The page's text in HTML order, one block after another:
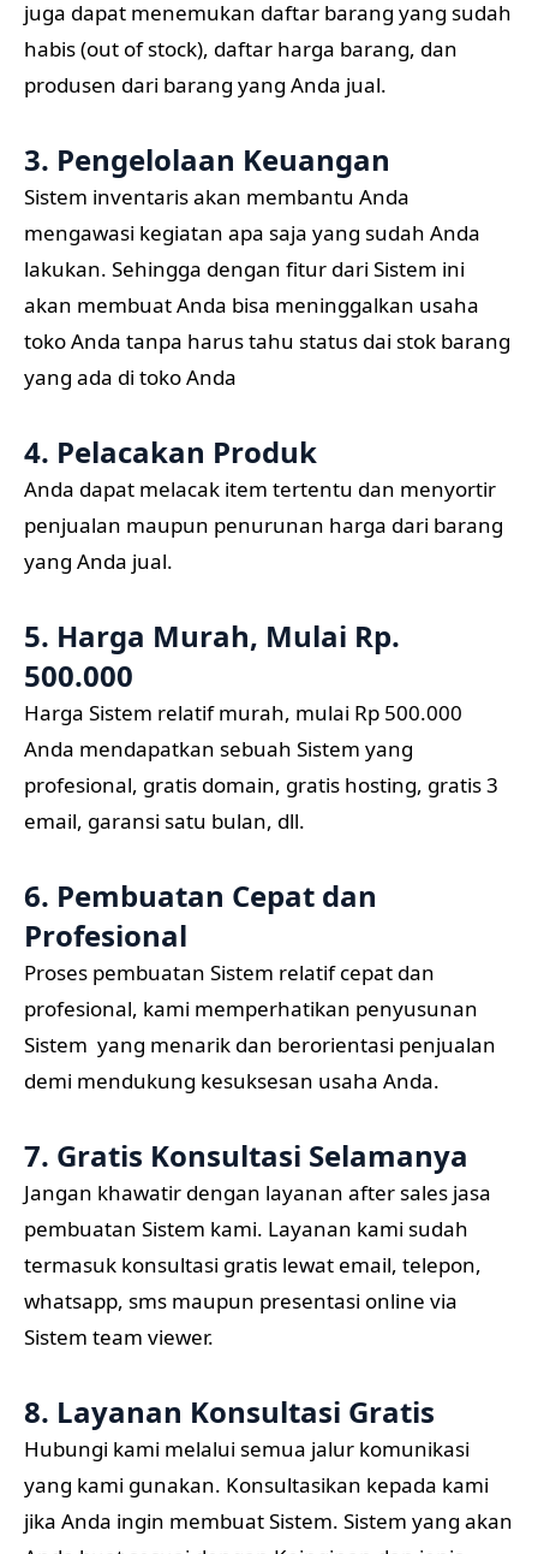
juga dapat menemukan daftar barang yang sudah
habis (out of stock), daftar harga barang, dan
produsen dari barang yang Anda jual.
3. Pengelolaan Keuangan
Sistem inventaris akan membantu Anda
mengawasi kegiatan apa saja yang sudah Anda
lakukan. Sehingga dengan fitur dari Sistem ini
akan membuat Anda bisa meninggalkan usaha
toko Anda tanpa harus tahu status dai stok barang
yang ada di toko Anda
4. Pelacakan Produk
Anda dapat melacak item tertentu dan menyortir
penjualan maupun penurunan harga dari barang
yang Anda jual.
5. Harga Murah, Mulai Rp.
500.000
Harga Sistem relatif murah, mulai Rp 500.000
Anda mendapatkan sebuah Sistem yang
profesional, gratis domain, gratis hosting, gratis 3
email, garansi satu bulan, dll.
6. Pembuatan Cepat dan
Profesional
Proses pembuatan Sistem relatif cepat dan
profesional, kami memperhatikan penyusunan
Sistem yang menarik dan berorientasi penjualan
demi mendukung kesuksesan usaha Anda.
7. Gratis Konsultasi Selamanya
Jangan khawatir dengan layanan after sales jasa
pembuatan Sistem kami. Layanan kami sudah
termasuk konsultasi gratis lewat email, telepon,
whatsapp, sms maupun presentasi online via
Sistem team viewer.
8. Layanan Konsultasi Gratis
Hubungi kami melalui semua jalur komunikasi
yang kami gunakan. Konsultasikan kepada kami
jika Anda ingin membuat Sistem. Sistem yang akan